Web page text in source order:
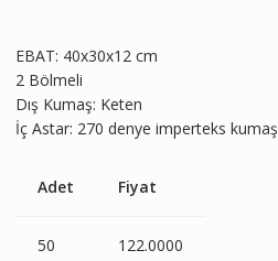
EBAT: 40x30x12 cm
2 Bölmeli
Dış Kumaş: Keten
İç Astar: 270 denye imperteks kumaş
Adet Fiyat
50 122.0000